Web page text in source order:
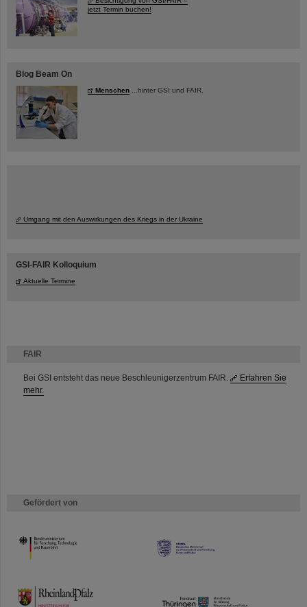
FAIR
Bei GSI entsteht das neue Beschleunigerzentrum FAIR.
Erfahren Sie
mehr.
Gefördert von
HMWK
TMWWDG
jetzt Termin buchen!
Blog Beam On
Menschen ...hinter GSI und FAIR.
Umgang mit den Auswirkungen des Kriegs in der Ukraine
GSI-FAIR Kolloquium
Aktuelle Termine